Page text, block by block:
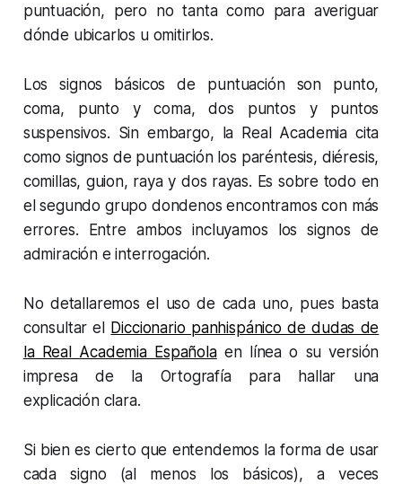
puntuación, pero no tanta como para averiguar
dónde ubicarlos u omitirlos.
Los signos básicos de puntuación son punto,
coma, punto y coma, dos puntos y puntos
suspensivos. Sin embargo, la Real Academia cita
como signos de puntuación los paréntesis, diéresis,
comillas, guion, raya y dos rayas. Es sobre todo en
el segundo grupo dondenos encontramos con más
errores. Entre ambos incluyamos los signos de
admiración e interrogación.
No detallaremos el uso de cada uno, pues basta
consultar el Diccionario panhispánico de dudas de
la Real Academia Españolaen línea o su versión
impresa de la Ortografía para hallar una
explicación clara.
Si bien es cierto que entendemos la forma de usar
cada signo (al menos los básicos), a veces